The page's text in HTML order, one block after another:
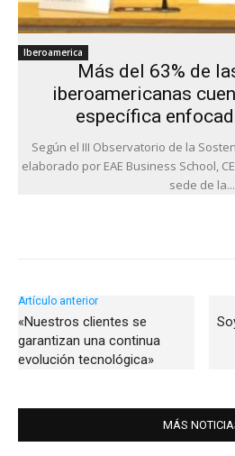
Iberoamerica
Más del 63% de
iberoamericanas
específica
Según el III Observatorio de la
elaborado por EAE Business School,
sede de la...
Artículo anterior
«Nuestros clientes se
garantizan una continua
evolución tecnológica»
MÁS